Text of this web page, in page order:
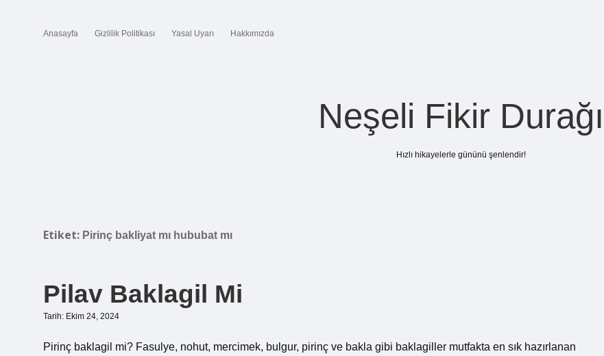
Anasayfa Gizlilik Politikası Yasal Uyarı Hakkımızda
Neşeli Fikir Durağı
Hızlı hikayelerle gününü şenlendir!
Etiket: Pirinç bakliyat mı hububat mı
Pilav Baklagil Mi
Tarih: Ekim 24, 2024
Pirinç baklagil mi? Fasulye, nohut, mercimek, bulgur, pirinç ve bakla gibi baklagiller mutfakta en sık hazırlanan